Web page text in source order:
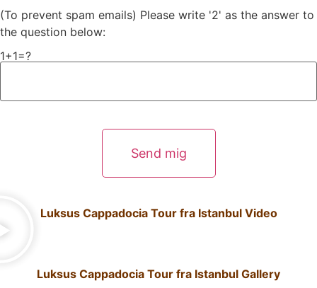
(To prevent spam emails) Please write '2' as the answer to
the question below:
1+1=?
Luksus Cappadocia Tour fra Istanbul Video
Luksus Cappadocia Tour fra Istanbul Gallery